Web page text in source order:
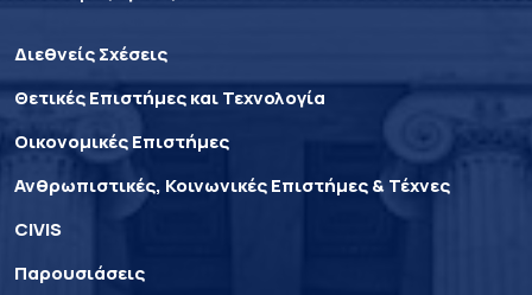
Διεθνείς Σχέσεις
Θετικές Επιστήμες και Τεχνολογία
Οικονομικές Επιστήμες
Ανθρωπιστικές, Κοινωνικές Επιστήμες & Τέχνες
CIVIS
Παρουσιάσεις